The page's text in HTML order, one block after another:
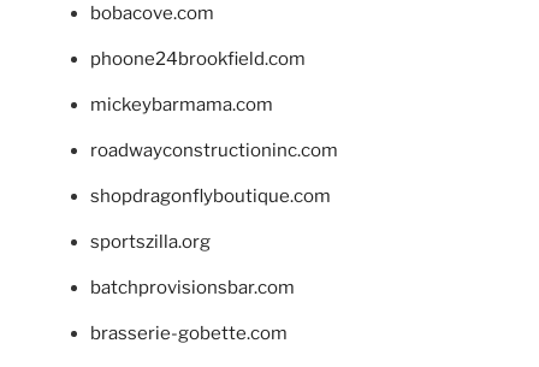
bobacove.com
phoone24brookfield.com
mickeybarmama.com
roadwayconstructioninc.com
shopdragonflyboutique.com
sportszilla.org
batchprovisionsbar.com
brasserie-gobette.com